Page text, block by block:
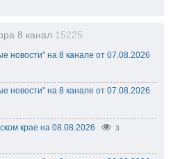
8 канал 15225
новости" на 8 канале от 07.08.2026
новости" на 8 канале от 07.08.2026
крае на 08.08.2026 3